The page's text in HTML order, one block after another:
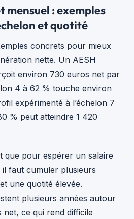
mensuel : exemples
et quotité
concrets pour mieux
nette. Un AESH
environ 730 euros net par
4 à 62 % touche environ
expérimenté à l’échelon 7
% peut atteindre 1 420
que pour espérer un salaire
faut cumuler plusieurs
une quotité élevée.
plusieurs années autour
ce qui rend difficile